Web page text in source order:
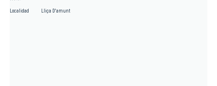
Localidad Lliça D'amunt